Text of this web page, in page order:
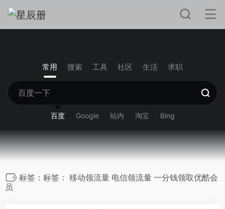
常用 搜索 工具 社区 生活 求职
百度 Google 站内 淘宝 Bing
标签：标签： 移动领流量 电信领流量 一分钱领取优酷会
员